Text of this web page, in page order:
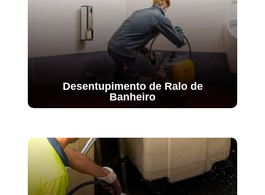
Desentupimento de Ralo de
Banheiro